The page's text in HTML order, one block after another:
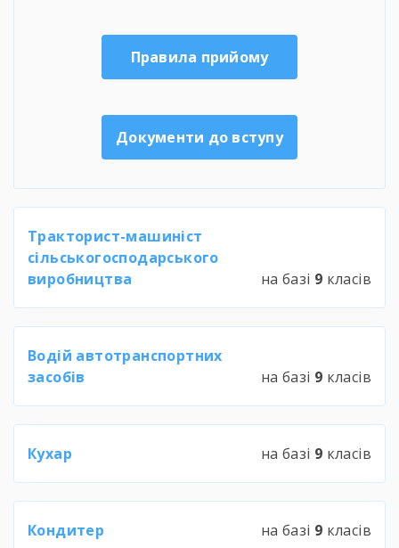
Правила прийому
Документи до вступу
Тракторист-машиніст
сільськогосподарського
виробництва
на базі 9 класів
Водій автотранспортних
засобів
на базі 9 класів
Кухар на базі 9 класів
Кондитер на базі 9 класів